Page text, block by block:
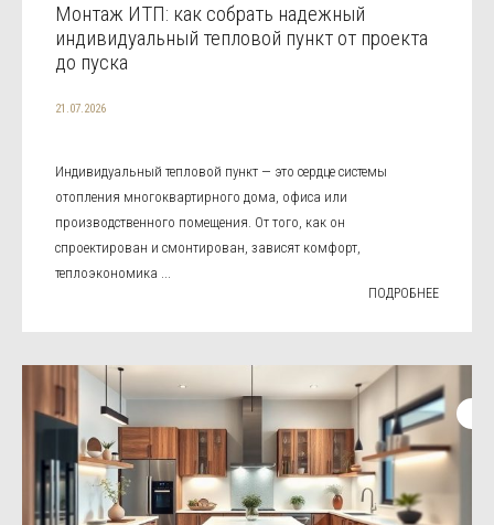
Монтаж ИТП: как собрать надежный
индивидуальный тепловой пункт от проекта
до пуска
21.07.2026
Индивидуальный тепловой пункт — это сердце системы
отопления многоквартирного дома, офиса или
производственного помещения. От того, как он
спроектирован и смонтирован, зависят комфорт,
теплоэкономика ...
ПОДРОБНЕЕ